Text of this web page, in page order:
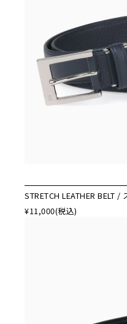
STRETCH LEATHER BELT
¥11,000(税込)